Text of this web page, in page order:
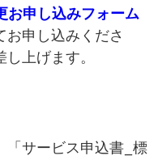
申し込みフォーム
お申し込みくださ
上げます。
「サービス申込書_標